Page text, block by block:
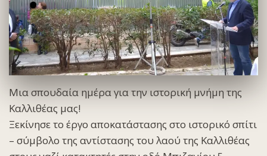
Μια σπουδαία ημέρα για την ιστορική μνήμη της
Καλλιθέας μας!
Ξεκίνησε το έργο αποκατάστασης στο ιστορικό σπίτι
– σύμβολο της αντίστασης του λαού της Καλλιθέας